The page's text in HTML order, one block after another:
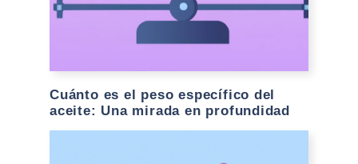
Cuánto es el peso específico del
aceite: Una mirada en profundidad